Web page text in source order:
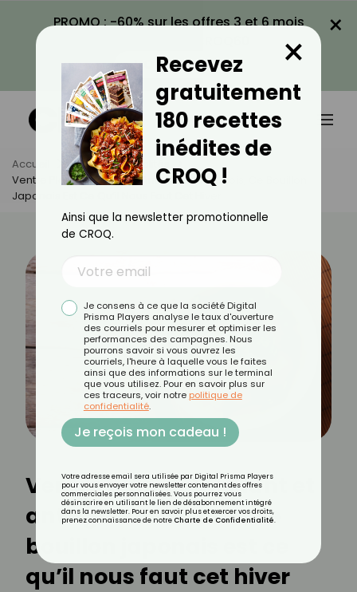
PROMO : -60% sur les offres 3 et 6 mois
VOIR LA PROMO
×
Accueil Actus
Actualités
Ventre Plat, Détoxifiant Et Anti-Gueule De Bois, Ce Bouillon
Japonais Est Ce Qu’il Nous Faut Cet Hiver
Ventre plat, détoxifiant et
anti-gueule de bois, ce
bouillon japonais est ce
qu’il nous faut cet hiver
Recevez
gratuitement
180 recettes
inédites de
CROQ !
×
Ainsi que la newsletter promotionnelle
de CROQ.
Je consens à ce que la société Digital
Prisma Players analyse le taux d'ouverture
des courriels pour mesurer et optimiser les
performances des campagnes. Nous
pourrons savoir si vous ouvrez les
courriels, l'heure à laquelle vous le faites
ainsi que des informations sur le terminal
que vous utilisez. Pour en savoir plus sur
ces traceurs, voir notre politique de
confidentialité.
Je reçois mon cadeau !
Votre adresse email sera utilisée par Digital Prisma Players
pour vous envoyer votre newsletter contenant des offres
commerciales personnalisées. Vous pourrez vous
désinscrire en utilisant le lien de désabonnement intégré
dans la newsletter. Pour en savoir plus et exercer vos droits,
prenez connaissance de notre Charte de Confidentialité.